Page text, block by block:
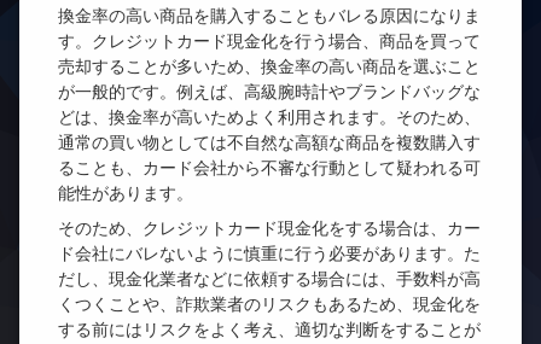
換金率の高い商品を購入することもバレる原因になりま
す。クレジットカード現金化を行う場合、商品を買って
売却することが多いため、換金率の高い商品を選ぶこと
が一般的です。例えば、高級腕時計やブランドバッグな
どは、換金率が高いためよく利用されます。そのため、
通常の買い物としては不自然な高額な商品を複数購入す
ることも、カード会社から不審な行動として疑われる可
能性があります。
そのため、クレジットカード現金化をする場合は、カー
ド会社にバレないように慎重に行う必要があります。た
だし、現金化業者などに依頼する場合には、手数料が高
くつくことや、詐欺業者のリスクもあるため、現金化を
する前にはリスクをよく考え、適切な判断をすることが